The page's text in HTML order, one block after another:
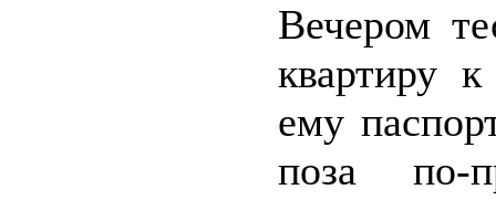
Вечером
квартиру
ему
поза по-